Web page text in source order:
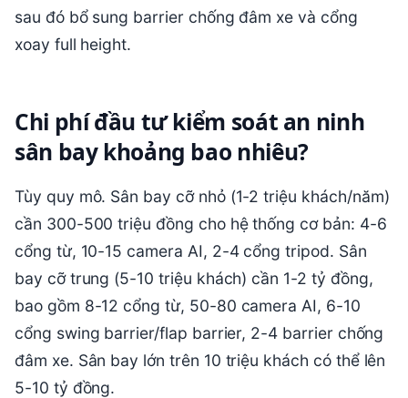
sau đó bổ sung barrier chống đâm xe và cổng
xoay full height.
Chi phí đầu tư kiểm soát an ninh
sân bay khoảng bao nhiêu?
Tùy quy mô. Sân bay cỡ nhỏ (1-2 triệu khách/năm)
cần 300-500 triệu đồng cho hệ thống cơ bản: 4-6
cổng từ, 10-15 camera AI, 2-4 cổng tripod. Sân
bay cỡ trung (5-10 triệu khách) cần 1-2 tỷ đồng,
bao gồm 8-12 cổng từ, 50-80 camera AI, 6-10
cổng swing barrier/flap barrier, 2-4 barrier chống
đâm xe. Sân bay lớn trên 10 triệu khách có thể lên
5-10 tỷ đồng.